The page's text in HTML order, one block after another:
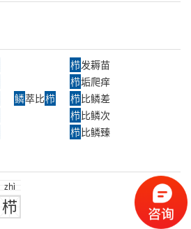
鳞萃比栉
栉发耨苗
栉垢爬痒
栉比鳞差
栉比鳞次
栉比鳞臻
zhì
栉